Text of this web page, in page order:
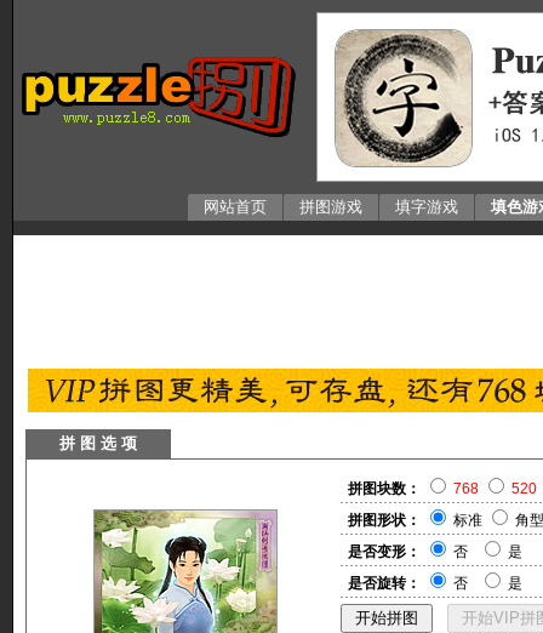
网站首页 拼图游戏 填字游戏 填色游
拼 图 选 项
拼图块数： 768
520
拼图形状：
标准
角型
是否变形：
否
是
是否旋转：
否 是